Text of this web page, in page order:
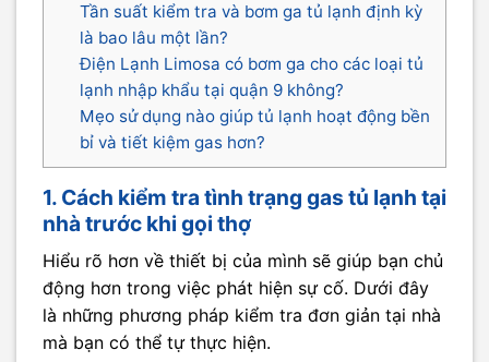
Tần suất kiểm tra và bơm ga tủ lạnh định kỳ
là bao lâu một lần?
Điện Lạnh Limosa có bơm ga cho các loại tủ
lạnh nhập khẩu tại quận 9 không?
Mẹo sử dụng nào giúp tủ lạnh hoạt động bền
bỉ và tiết kiệm gas hơn?
1. Cách kiểm tra tình trạng gas tủ lạnh tại
nhà trước khi gọi thợ
Hiểu rõ hơn về thiết bị của mình sẽ giúp bạn chủ
động hơn trong việc phát hiện sự cố. Dưới đây
là những phương pháp kiểm tra đơn giản tại nhà
mà bạn có thể tự thực hiện.